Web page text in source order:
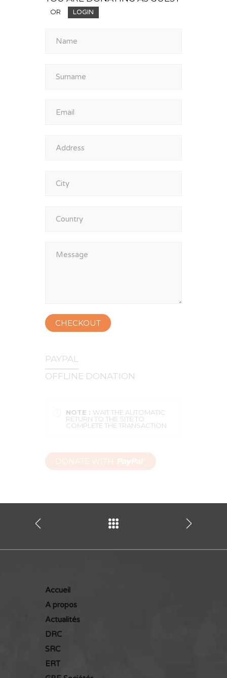
OR LOGIN
CHECKOUT
PAYPAL
OFFLINE DONATION
NOTE : WAIT THE AUTOMATIC
RETURN TO THE SITE TO
COMPLETE THE TRANSACTION
Accueil
A propos
Actualités
DRC
SRC
ERT